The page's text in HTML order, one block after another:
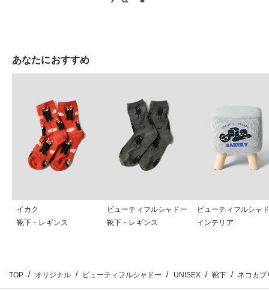
あなたにおすすめ
イカク
靴下・レギンス
ビューティフルシャドー
靴下・レギンス
ビューティフルシャ
インテリア
TOP オリジナル ビューティフルシャドー UNISEX 靴下 ネコカブ